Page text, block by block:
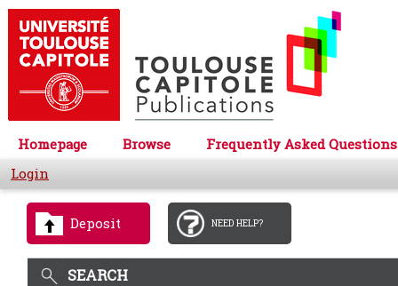
Homepage Browse
Frequently Asked Questions
Login
Deposit NEED HELP?
SEARCH